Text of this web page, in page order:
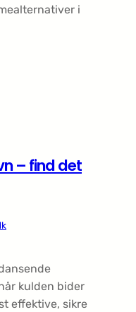
i
– find det
kulden bider
effektive, sikre